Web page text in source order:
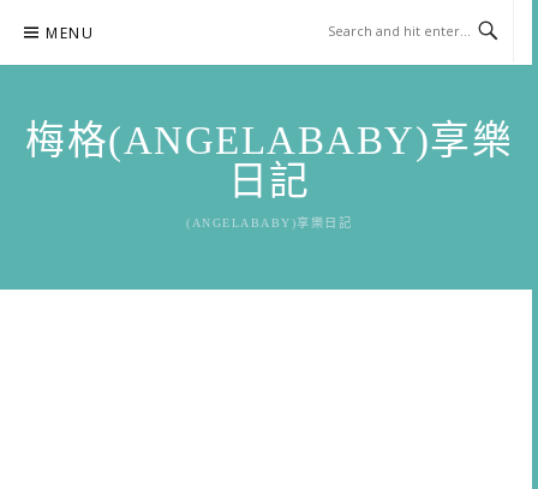
content
MENU
梅格(ANGELABABY)享樂
日記
(ANGELABABY)享樂日記